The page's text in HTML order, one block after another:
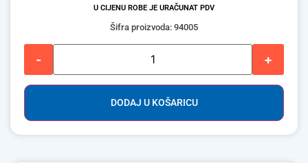
U CIJENU ROBE JE URAČUNAT PDV
Šifra proizvoda: 94005
- +
DODAJ U KOŠARICU